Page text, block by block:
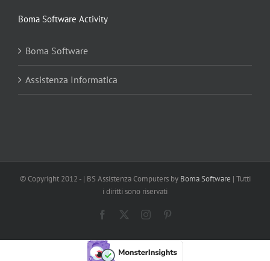
Boma Software Activity
Boma Software
Assistenza Informatica
© Copyright 2012 - | BS Assistenza Computers by Boma Software | Tutti
i diritti sono riservati
Facebook Instagram